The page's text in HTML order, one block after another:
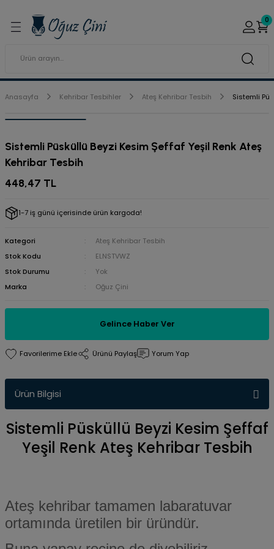
Porselen Boyaları (Toz
Boyaları
Kabartma Boyaları
Tabaklar
0
Anasayfa Kehribar Tesbihler Ateş Kehribar Tesbih Sistemli
Sistemli Püsküllü Beyzi Kesim Şeffaf Yeşil Renk Ateş
Kehribar Tesbih
448,47 TL
1-7 iş günü içerisinde ürün kargoda!
Kategori
Ateş Kehribar Tesbih
Stok Kodu
ELNSTVWZ
Stok Durumu
Yok
Marka
Oğuz Çini
Gelince Haber Ver
Ürünü Paylaş Yorum Yap
Ürün Bilgisi
Sistemli Püsküllü Beyzi Kesim Şeffaf
Yeşil Renk Ateş Kehribar Tesbih
Ateş kehribar tamamen labaratuvar
ortamında üretilen bir üründür.